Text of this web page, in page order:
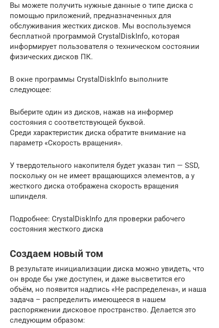
Вы можете получить нужные данные о типе диска с
помощью приложений, предназначенных для
обслуживания жестких дисков. Мы воспользуемся
бесплатной программой CrystalDiskInfo, которая
информирует пользователя о техническом состоянии
физических дисков ПК.
В окне программы CrystalDiskInfo выполните
следующее:
Выберите один из дисков, нажав на информер
состояния с соответствующей буквой.
Среди характеристик диска обратите внимание на
параметр «Скорость вращения».
У твердотельного накопителя будет указан тип — SSD,
поскольку он не имеет вращающихся элементов, а у
жесткого диска отображена скорость вращения
шпинделя.
Подробнее: СrystalDiskInfo для проверки рабочего
состояния жесткого диска
Создаем новый том
В результате инициализации диска можно увидеть, что
он вроде бы уже доступен, и даже высветится его
объём, но появится надпись «Не распределена», и наша
задача – распределить имеющееся в нашем
распоряжении дисковое пространство. Делается это
следующим образом: